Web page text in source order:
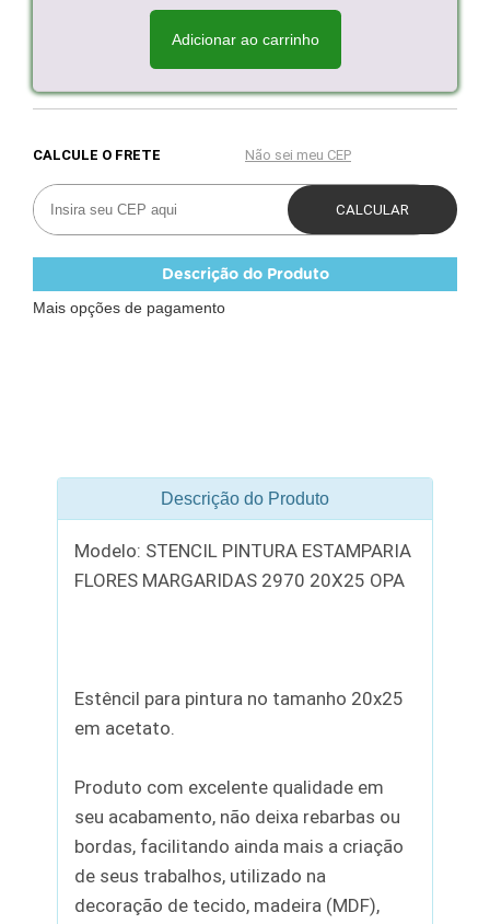
Adicionar ao carrinho
Descrição do Produto
Mais opções de pagamento
Descrição do Produto
Modelo: STENCIL PINTURA ESTAMPARIA
FLORES MARGARIDAS 2970 20X25 OPA
Estêncil para pintura no tamanho 20x25
em acetato.
Produto com excelente qualidade em
seu acabamento, não deixa rebarbas ou
bordas, facilitando ainda mais a criação
de seus trabalhos, utilizado na
decoração de tecido, madeira (MDF),